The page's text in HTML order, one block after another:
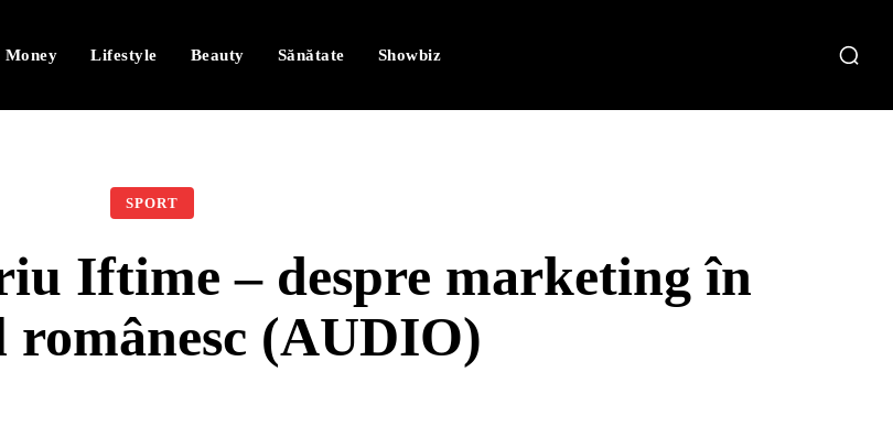
Money Lifestyle Beauty Sănătate Showbiz
SPORT
Iftime – despre marketing în
(AUDIO)